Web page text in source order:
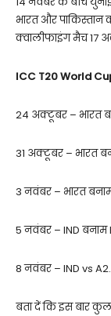
भारत और पाकिस्तान
क्वालीफाइंग मैच 17
ICC T20 World
24 अक्टूबर – भारत
31 अक्टूबर – भारत
3 नवंबर – भारत
5 नवंबर – IND बनाम
8 नवंबर – IND vs A2.
बता दें कि इस बार कुल